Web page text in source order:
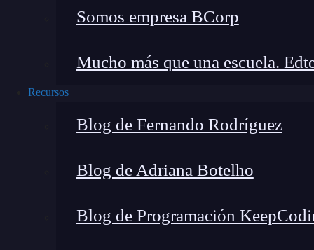
Somos empresa BCorp
Mucho más que una escuela.
Recursos
Blog de Fernando Rodríguez
Blog de Adriana Botelho
Blog de Programación